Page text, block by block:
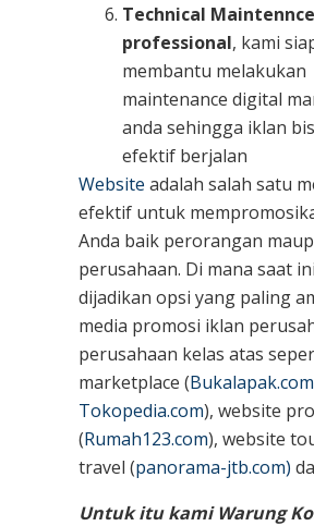
Technical
professional, kami
membantu melakukan
maintenance digital
anda sehingga iklan
efektif berjalan
Website adalah salah satu
efektif untuk
Anda baik perorangan
perusahaan. Di mana saat
dijadikan opsi yang paling
media promosi iklan
perusahaan kelas atas
marketplace (Bukalapak.com
Tokopedia.com), website
(Rumah123.com), website
travel (panorama-jtb.com)
Untuk itu kami Warung